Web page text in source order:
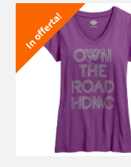
In offerta!